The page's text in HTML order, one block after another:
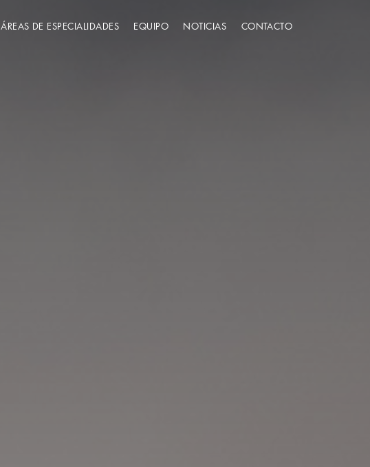
ÁREAS DE ESPECIALIDADES EQUIPO NOTICIAS CONTACTO